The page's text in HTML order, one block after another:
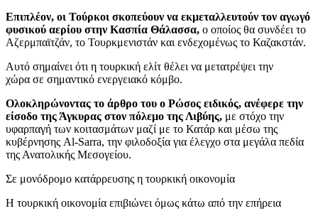
Επιπλέον, οι Τούρκοι σκοπεύουν να εκμεταλλευτούν τον αγωγό
φυσικού αερίου στην Κασπία Θάλασσα, ο οποίος θα συνδέει το
Αζερμπαϊτζάν, το Τουρκμενιστάν και ενδεχομένως το Καζακστάν.
Αυτό σημαίνει ότι η τουρκική ελίτ θέλει να μετατρέψει την
χώρα σε σημαντικό ενεργειακό κόμβο.
Ολοκληρώνοντας το άρθρο του ο Ρώσος ειδικός, ανέφερε την
είσοδο της Άγκυρας στον πόλεμο της Λιβύης, με στόχο την
υφαρπαγή των κοιτασμάτων μαζί με το Κατάρ και μέσω της
κυβέρνησης Al-Sarra, την φιλοδοξία για έλεγχο στα μεγάλα πεδία
της Ανατολικής Μεσογείου.
Σε μονόδρομο κατάρρευσης η τουρκική οικονομία
Η τουρκική οικονομία επιβιώνει όμως κάτω από την επήρεια